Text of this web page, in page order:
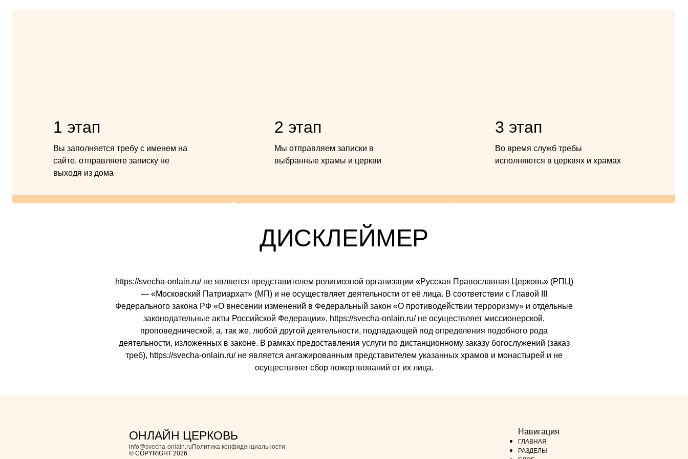
1 этап
Вы заполняется требу с именем на
сайте, отправляете записку не
выходя из дома
2 этап
Мы отправляем записки в
выбранные храмы и церкви
3 этап
Во время служб требы
исполняются в церквях и храмах
ДИСКЛЕЙМЕР
https://svecha-onlain.ru/ не является представителем религиозной организации «Русская Православная Церковь» (РПЦ)
— «Московский Патриархат» (МП) и не осуществляет деятельности от её лица. В соответствии с Главой III
Федерального закона РФ «О внесении изменений в Федеральный закон «О противодействии терроризму» и отдельные
законодательные акты Российской Федерации», https://svecha-onlain.ru/ не осуществляет миссионерской,
проповеднической, а, так же, любой другой деятельности, подпадающей под определения подобного рода
деятельности, изложенных в законе. В рамках предоставления услуги по дистанционному заказу богослужений (заказ
треб), https://svecha-onlain.ru/ не является ангажированным представителем указанных храмов и монастырей и не
осуществляет сбор пожертвований от их лица.
ОНЛАЙН ЦЕРКОВЬ
info@svecha-onlain.ruПолитика конфиденциальности
© COPYRIGHT 2026
Навигация
ГЛАВНАЯ
РАЗДЕЛЫ